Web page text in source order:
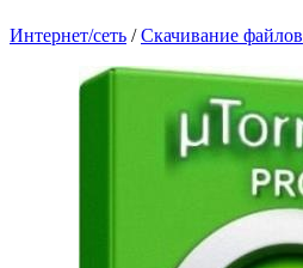
Интернет/сеть /Скачивание файлов